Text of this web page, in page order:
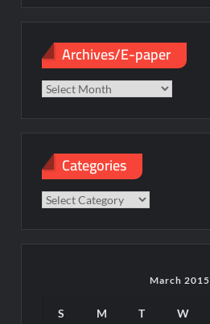
Archives/E-paper
Categories
Categories
March 2015
S M T W